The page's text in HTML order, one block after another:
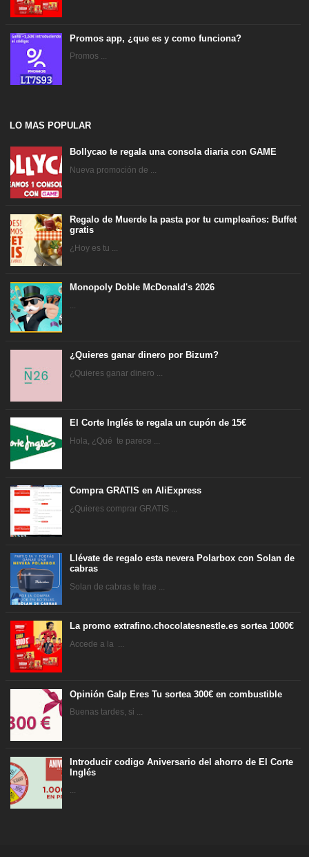
Promos app, ¿que es y como funciona?
Promos ...
LO MAS POPULAR
Bollycao te regala una consola diaria con GAME
Nueva promoción de ...
Regalo de Muerde la pasta por tu cumpleaños: Buffet
gratis
¿Hoy es tu ...
Monopoly Doble McDonald's 2026
¿Quieres ganar dinero por Bizum?
¿Quieres ganar dinero ...
El Corte Inglés te regala un cupón de 15€
Hola, ¿Qué te parece ...
Compra GRATIS en AliExpress
¿Quieres comprar GRATIS ...
Llévate de regalo esta nevera Polarbox con Solan de
cabras
Solan de cabras te trae ...
La promo extrafino.chocolatesnestle.es sortea 1000€
Accede a la ...
Opinión Galp Eres Tu sortea 300€ en combustible
Buenas tardes, si ...
Introducir codigo Aniversario del ahorro de El Corte
Inglés
...